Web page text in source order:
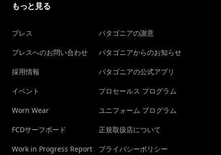
もっと見る
プレス
プレスへのお問い合わせ
採用情報
イベント
Worn Wear
FCDサーフボード
Work in Progress Report
パタゴニアの謝意
パタゴニアからのお知らせ
パタゴニアの公式アプリ
プロセールス プログラム
ユニフォーム プログラム
正規取扱店について
プライバシーポリシー